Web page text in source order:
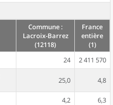
Commune :
Lacroix-Barrez
(12118)
France
entière
(1)
24
2 411 570
25,0 4,8
4,2
6,3